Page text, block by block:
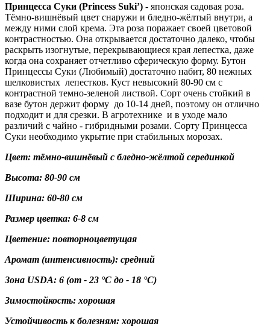
Принцесса Суки (Princess Suki’) - японская садовая роза.
Тёмно-вишнёвый цвет снаружи и бледно-жёлтый внутри, а
между ними слой крема. Эта роза поражает своей цветовой
контрастностью. Она открывается достаточно далеко, чтобы
раскрыть изогнутые, перекрывающиеся края лепестка, даже
когда она сохраняет отчетливо сферическую форму. Бутон
Принцессы Суки (Любимый) достаточно набит, 80 нежных
шелковистых лепестков. Куст невысокий 80-90 см с
контрастной темно-зеленой листвой. Сорт очень стойкий в
вазе бутон держит форму до 10-14 дней, поэтому он отлично
подходит и для срезки. В агротехнике и в уходе мало
различий с чайно - гибридными розами. Сорту Принцесса
Суки необходимо укрытие при стабильных морозах.
Цвет: тёмно-вишнёвый с бледно-жёлтой серединкой
Высота: 80-90 см
Ширина: 60-80 см
Размер цветка: 6-8 см
Цветение: повторноцветущая
Аромат (интенсивность): средний
Зона USDA: 6 (от - 23 °C до - 18 °C)
Зимостойкость: хорошая
Устойчивость к болезням: хорошая